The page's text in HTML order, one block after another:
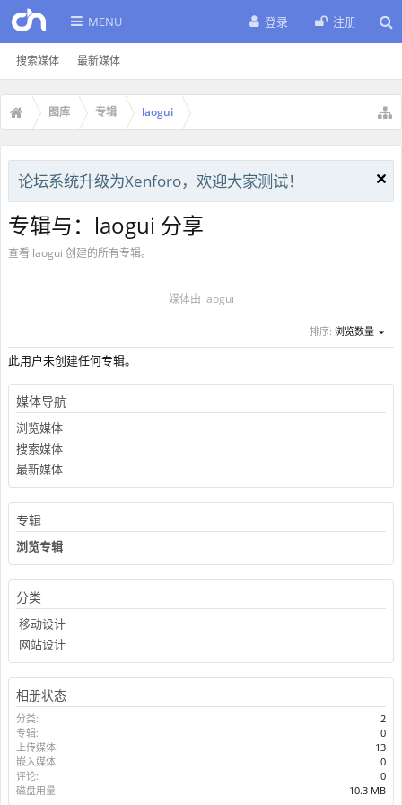
MENU
搜索媒体 最新媒体
登录 注册
图库 专辑 laogui
论坛系统升级为Xenforo，欢迎大家测试！
专辑与：laogui 分享
查看 laogui 创建的所有专辑。
媒体由 laogui
排序: 浏览数量
此用户未创建任何专辑。
媒体导航
浏览媒体
搜索媒体
最新媒体
专辑
浏览专辑
分类
移动设计
网站设计
相册状态
分类:
2
专辑:
0
上传媒体:
13
嵌入媒体:
0
评论:
0
磁盘用量:
10.3 MB